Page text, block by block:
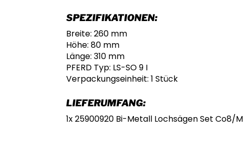
SPEZIFIKATIONEN:
Breite: 260 mm
Höhe: 80 mm
Länge: 310 mm
PFERD Typ: LS-SO 9 I
Verpackungseinheit: 1 Stück
LIEFERUMFANG:
1x 25900920 Bi-Metall Lochsägen Set Co8/